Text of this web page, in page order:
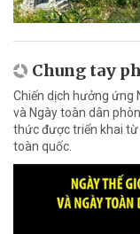
Chung tay
Chiến dịch hưởng ứng
và Ngày toàn dân
thức được triển khai
toàn quốc.